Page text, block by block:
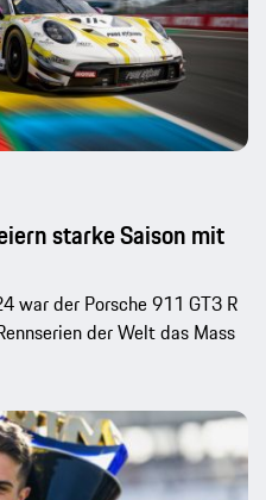
starke Saison mit
war der Porsche 911 GT3 R
der Welt das Mass